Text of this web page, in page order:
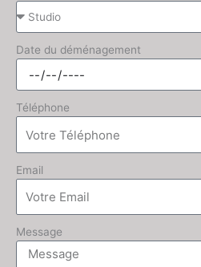
Date du déménagement
Téléphone
Email
Message